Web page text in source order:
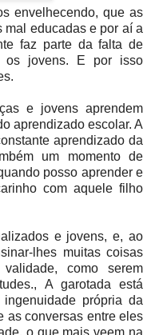
envelhecendo, que as
mal educadas e por aí a
faz parte da falta de
os jovens. E por isso
e jovens aprendem
aprendizado escolar. A
aprendizado da
um momento de
posso aprender e
com aquele filho
e jovens, e, ao
lhes muitas coisas
como serem
A garotada está
própria da
as conversas entre eles
o que mais veem na